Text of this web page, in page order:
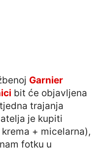
Garnier
bit će objavljena
trajanja
je kupiti
+ micelarna),
fotku u